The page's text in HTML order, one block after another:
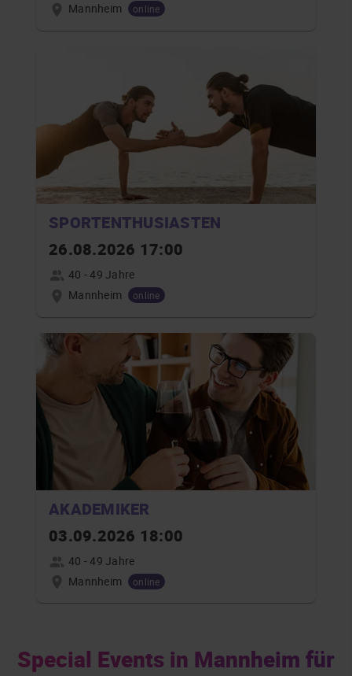
Mannheim
online
SPORTENTHUSIASTEN
26.08.2026 17:00
40 - 49 Jahre
Mannheim
online
AKADEMIKER
03.09.2026 18:00
40 - 49 Jahre
Mannheim
online
Special Events in Mannheim für